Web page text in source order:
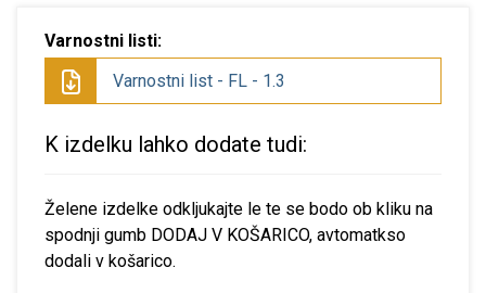
Varnostni listi:
Varnostni list - FL - 1.3
K izdelku lahko dodate tudi:
Želene izdelke odkljukajte le te se bodo ob kliku na
spodnji gumb DODAJ V KOŠARICO, avtomatkso
dodali v košarico.